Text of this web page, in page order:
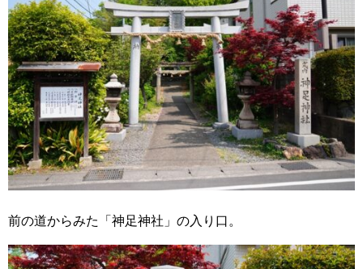
前の道からみた「神足神社」の入り口。